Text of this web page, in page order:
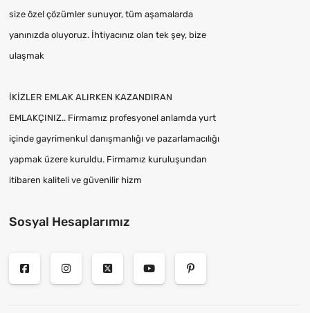
size özel çözümler sunuyor, tüm aşamalarda
yanınızda oluyoruz. İhtiyacınız olan tek şey, bize
ulaşmak
İKİZLER EMLAK ALIRKEN KAZANDIRAN
EMLAKÇINIZ.. Firmamız profesyonel anlamda yurt
içinde gayrimenkul danışmanlığı ve pazarlamacılığı
yapmak üzere kuruldu. Firmamız kuruluşundan
itibaren kaliteli ve güvenilir hizm
Sosyal Hesaplarımız